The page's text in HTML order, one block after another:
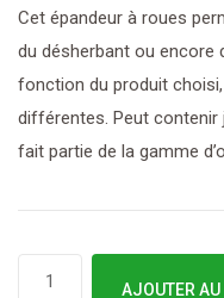
Cet épandeur à roues
du désherbant ou encore
fonction du produit
différentes. Peut contenir
fait partie de la gamme
quantité
AJOUTER AU